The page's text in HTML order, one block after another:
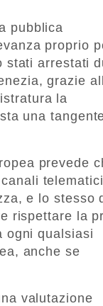
pubblica
proprio
stati arrestati
grazie
la
una
prevede
e lo stesso
rispettare la
ogni qualsiasi
anche se
valutazione